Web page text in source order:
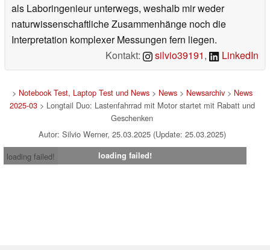
als Laboringenieur unterwegs, weshalb mir weder
naturwissenschaftliche Zusammenhänge noch die
Interpretation komplexer Messungen fern liegen.
Kontakt:
silvio39191, LinkedIn
> Notebook Test, Laptop Test und News> News> Newsarchiv> News
2025-03> Longtail Duo: Lastenfahrrad mit Motor startet mit Rabatt und
Geschenken
Autor: Silvio Werner, 25.03.2025 (Update: 25.03.2025)
loading failed!
loading failed!